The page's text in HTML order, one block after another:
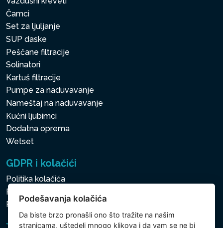
Čamci
Set za ljuljanje
SUP daske
Peščane filtracije
Solinatori
Kartuš filtracije
Pumpe za naduvavanje
Nameštaj na naduvavanje
Kućni ljubimci
Dodatna oprema
Wetset
GDPR i kolačići
Politika kolačića
Politika zaštite ličnih i drugih obrađivanih podataka
Politika kolačića
Podešavanja kolačića
Da biste brzo pronašli ono što tražite na našim
stranicama, uštedeli mnogo klikova i da vam se ne bi